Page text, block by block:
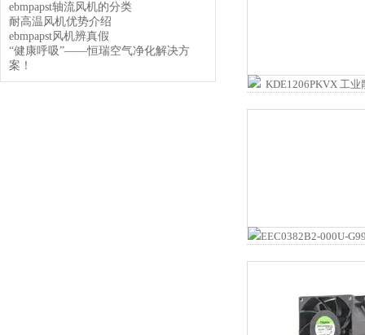
ebmpapst轴流风机的分类
耐高温风机优势介绍
ebmpapst风机辨真假
“健康呼吸”——恒瑞空气净化解决方
案！